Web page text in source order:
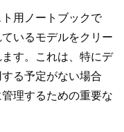
用ノートブックで
いるモデルをクリー
す。これは、特にデ
る予定がない場合
理するための重要な